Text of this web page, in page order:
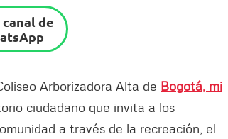
de
Arborizadora Alta de Bogotá, mi
ciudadano que invita a los
a través de la recreación, el